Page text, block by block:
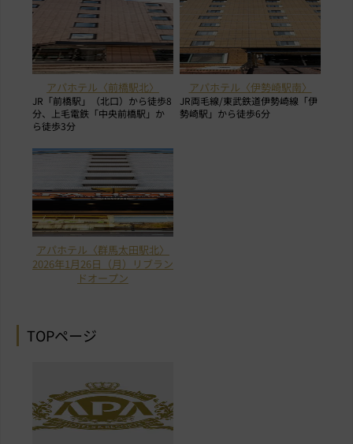
アパホテル〈前橋駅北〉
JR「前橋駅」（北口）から徒歩8
分、上毛電鉄「中央前橋駅」か
ら徒歩3分
アパホテル〈伊勢崎駅南〉
JR両毛線/東武鉄道伊勢崎線「伊
勢崎駅」から徒歩6分
アパホテル〈群馬太田駅北〉
2026年1月26日（月）リブラン
ドオープン
TOPページ